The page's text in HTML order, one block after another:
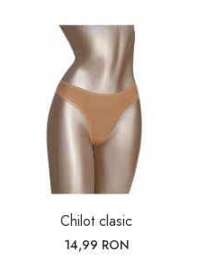
Chilot clasic
14,99 RON